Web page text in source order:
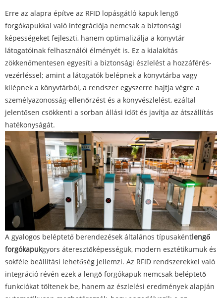
Erre az alapra építve az RFID lopásgátló kapuk lengő
forgókapukkal való integrációja nemcsak a biztonsági
képességeket fejleszti, hanem optimalizálja a könyvtár
látogatóinak felhasználói élményét is. Ez a kialakítás
zökkenőmentesen egyesíti a biztonsági észlelést a hozzáférés-
vezérléssel; amint a látogatók belépnek a könyvtárba vagy
kilépnek a könyvtárból, a rendszer egyszerre hajtja végre a
személyazonosság-ellenőrzést és a könyvészlelést, ezáltal
jelentősen csökkenti a sorban állási időt és javítja az átszállítás
hatékonyságát.
A gyalogos beléptető berendezések általános típusakéntlengő
forgókapukgyors áteresztőképességük, modern esztétikumuk és
sokféle beállítási lehetőség jellemzi. Az RFID rendszerekkel való
integráció révén ezek a lengő forgókapuk nemcsak beléptető
funkciókat töltenek be, hanem az észlelési eredmények alapján